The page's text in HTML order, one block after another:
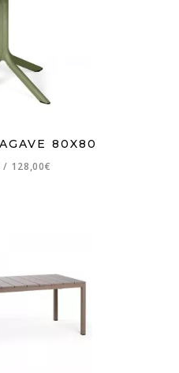
80X80
/ 128,00€